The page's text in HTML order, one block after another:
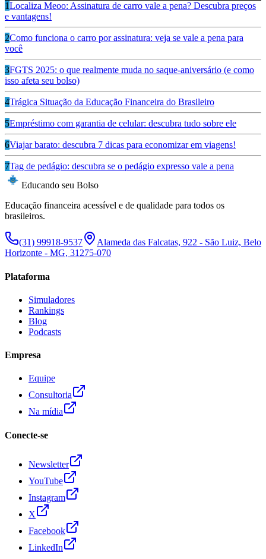
1Localiza Meoo: Assinatura de carro vale a pena? Descubra preços
e vantagens!
2Como funciona o carro por assinatura: veja se vale a pena para
você
3FGTS 2025: o que realmente muda no saque-aniversário (e como
isso afeta seu bolso)
4Trágica Situação da Educação Financeira do Brasileiro
5Empréstimo com garantia de celular: descubra tudo sobre ele
6Viajar barato: descubra 7 dicas para economizar em viagens!
7Tag de pedágio: descubra se o pedágio expresso vale a pena
Educando seu Bolso
Educação financeira acessível e de qualidade para todos os
brasileiros.
(31) 99918-9537
Alameda das Falcatas, 922 - São Luiz, Belo
Horizonte - MG, 31275-070
Plataforma
Simuladores
Rankings
Blog
Podcasts
Empresa
Equipe
Consultoria
Na mídia
Conecte-se
Newsletter
YouTube
Instagram
X
Facebook
LinkedIn